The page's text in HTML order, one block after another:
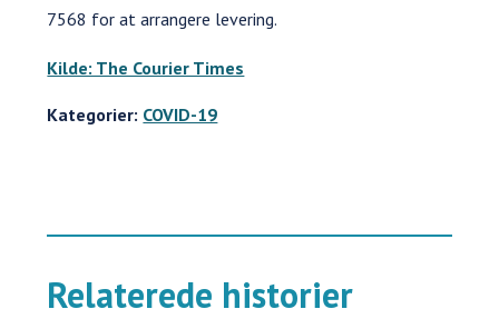
7568 for at arrangere levering.
Kilde: The Courier Times
Kategorier: COVID-19
Relaterede historier